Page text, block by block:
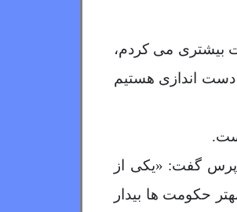
بیشتری می کردم،
اندازی هستیم
.
گفت: «یکی از
حکومت ها بیدار